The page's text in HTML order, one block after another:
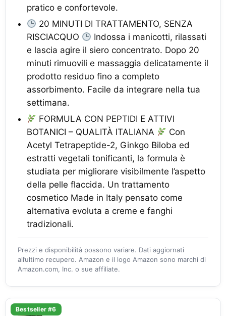
pratico e confortevole.
20 MINUTI DI TRATTAMENTO, SENZA
RISCIACQUO
Indossa i manicotti, rilassati
e lascia agire il siero concentrato. Dopo 20
minuti rimuovili e massaggia delicatamente il
prodotto residuo fino a completo
assorbimento. Facile da integrare nella tua
settimana.
FORMULA CON PEPTIDI E ATTIVI
BOTANICI – QUALITÀ ITALIANA
Con
Acetyl Tetrapeptide-2, Ginkgo Biloba ed
estratti vegetali tonificanti, la formula è
studiata per migliorare visibilmente l’aspetto
della pelle flaccida. Un trattamento
cosmetico Made in Italy pensato come
alternativa evoluta a creme e fanghi
tradizionali.
Prezzi e disponibilità possono variare. Dati aggiornati
all’ultimo recupero. Amazon e il logo Amazon sono marchi di
Amazon.com, Inc. o sue affiliate.
Bestseller #6